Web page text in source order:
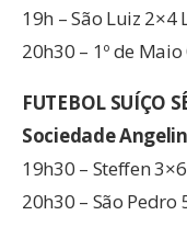
19h – São Luiz 2×4
20h30 – 1º de
FUTEBOL SUÍÇO
Sociedade
19h30 – Steffen
20h30 – São